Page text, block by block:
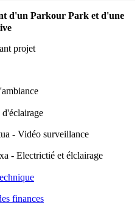
d'un Parkour Park et d'une
projet
- Vidéo surveillance
- Electrictié et élclairage
finances